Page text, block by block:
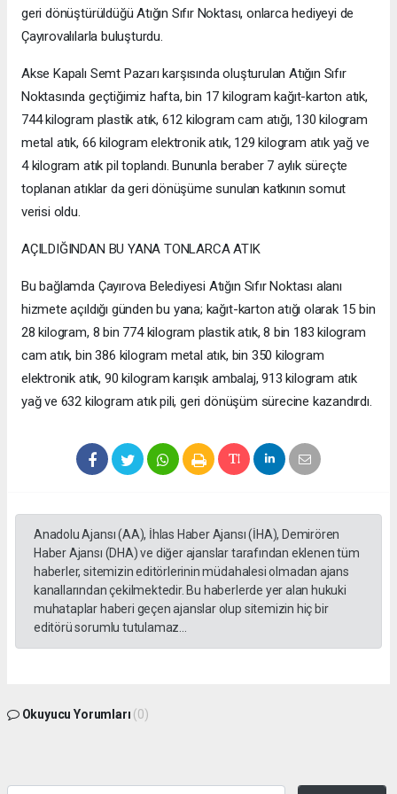
geri dönüştürüldüğü Atığın Sıfır Noktası, onlarca hediyeyi de
Çayırovalılarla buluşturdu.
Akse Kapalı Semt Pazarı karşısında oluşturulan Atığın Sıfır
Noktasında geçtiğimiz hafta, bin 17 kilogram kağıt-karton atık,
744 kilogram plastik atık, 612 kilogram cam atığı, 130 kilogram
metal atık, 66 kilogram elektronik atık, 129 kilogram atık yağ ve
4 kilogram atık pil toplandı. Bununla beraber 7 aylık süreçte
toplanan atıklar da geri dönüşüme sunulan katkının somut
verisi oldu.
AÇILDIĞINDAN BU YANA TONLARCA ATIK
Bu bağlamda Çayırova Belediyesi Atığın Sıfır Noktası alanı
hizmete açıldığı günden bu yana; kağıt-karton atığı olarak 15 bin
28 kilogram, 8 bin 774 kilogram plastik atık, 8 bin 183 kilogram
cam atık, bin 386 kilogram metal atık, bin 350 kilogram
elektronik atık, 90 kilogram karışık ambalaj, 913 kilogram atık
yağ ve 632 kilogram atık pili, geri dönüşüm sürecine kazandırdı.
Anadolu Ajansı (AA), İhlas Haber Ajansı (İHA), Demirören
Haber Ajansı (DHA) ve diğer ajanslar tarafından eklenen tüm
haberler, sitemizin editörlerinin müdahalesi olmadan ajans
kanallarından çekilmektedir. Bu haberlerde yer alan hukuki
muhataplar haberi geçen ajanslar olup sitemizin hiç bir
editörü sorumlu tutulamaz...
Okuyucu Yorumları (0)